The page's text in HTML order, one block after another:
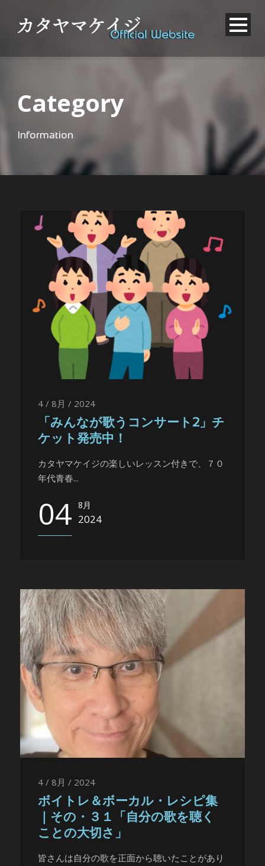
Category
Information
4 / 8月 / 2024
「みんなが歌うコンサート2」チ
ケット発売中！
カタヤマケイジの楽しいレッスン付きで、７０
年代青春...
04 8月
2024
4 / 8月 / 2024
ボイトレ＆ボーカル・レシピ集
｜その・３１「自分の歌を聴く
ことの大切さ」
皆さんは自分の歌を正面から聴いたことがあり